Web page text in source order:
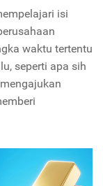
isi
waktu tertentu
seperti apa sih